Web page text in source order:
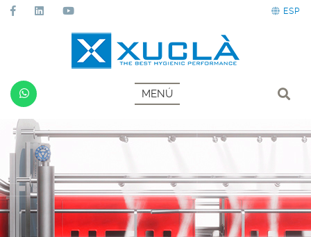
ESP
MENÚ